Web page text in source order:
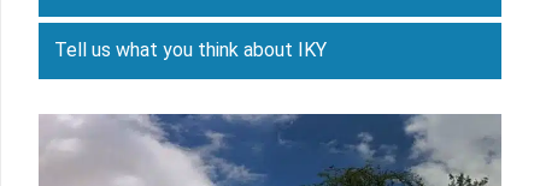
Tell us what you think about IKY